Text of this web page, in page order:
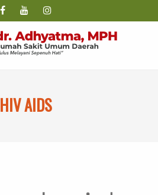
HIV AIDS